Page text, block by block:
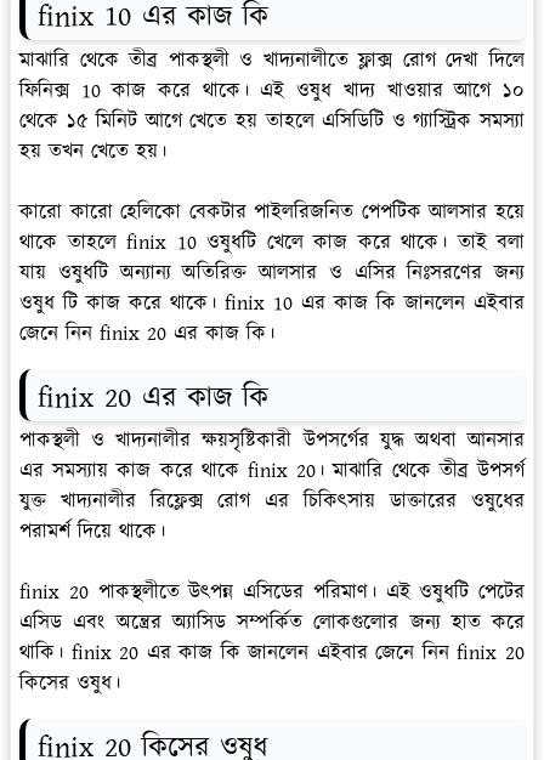
finix 10 এর কাজ কি
মাঝারি থেকে তীব্র পাকস্থলী ও খাদ্যনালীতে ফ্লাক্স রোগ দেখা দিলে
ফিনিক্স 10 কাজ করে থাকে। এই ওষুধ খাদ্য খাওয়ার আগে ১০
থেকে ১৫ মিনিট আগে খেতে হয় তাহলে এসিডিটি ও গ্যাস্ট্রিক সমস্যা
হয় তখন খেতে হয়।
কারো কারো হেলিকো বেকটার পাইলরিজনিত পেপটিক আলসার হয়ে
থাকে তাহলে finix 10 ওষুধটি খেলে কাজ করে থাকে। তাই বলা
যায় ওষুধটি অন্যান্য অতিরিক্ত আলসার ও এসির নিঃসরণের জন্য
ওষুধ টি কাজ করে থাকে। finix 10 এর কাজ কি জানলেন এইবার
জেনে নিন finix 20 এর কাজ কি।
finix 20 এর কাজ কি
পাকস্থলী ও খাদ্যনালীর ক্ষয়সৃষ্টিকারী উপসর্গের যুদ্ধ অথবা আনসার
এর সমস্যায় কাজ করে থাকে finix 20। মাঝারি থেকে তীব্র উপসর্গ
যুক্ত খাদ্যনালীর রিফ্লেক্স রোগ এর চিকিৎসায় ডাক্তারের ওষুধের
পরামর্শ দিয়ে থাকে।
finix 20 পাকস্থলীতে উৎপন্ন এসিডের পরিমাণ। এই ওষুধটি পেটের
এসিড এবং অন্ত্রের অ্যাসিড সম্পর্কিত লোকগুলোর জন্য হাত করে
থাকি। finix 20 এর কাজ কি জানলেন এইবার জেনে নিন finix 20
কিসের ওষুধ।
finix 20 কিসের ওষুধ